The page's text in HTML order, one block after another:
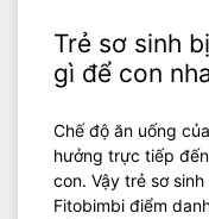
Trẻ sơ sinh
gì để con
Chế độ ăn uống
hưởng trực tiếp
con. Vậy trẻ sơ
Fitobimbi điểm